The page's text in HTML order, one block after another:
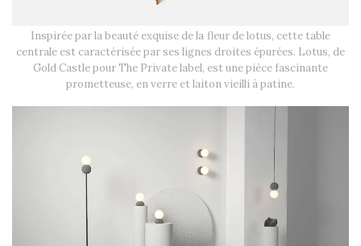
Inspirée par la beauté exquise de la fleur de lotus, cette table
centrale est caractérisée par ses lignes droites épurées. Lotus, de
Gold Castle pour The Private label, est une pièce fascinante
prometteuse, en verre et laiton vieilli à patine.